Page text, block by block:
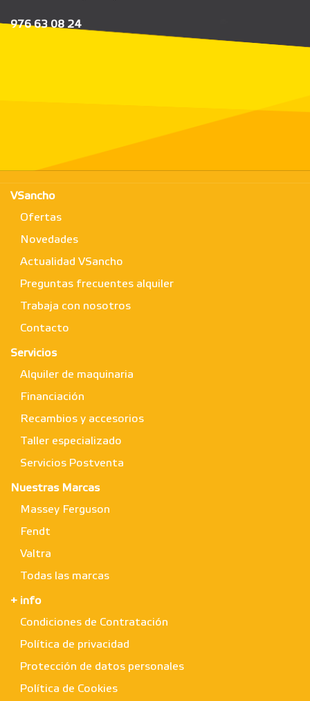
976 63 08 24
VSancho
Ofertas
Novedades
Actualidad VSancho
Preguntas frecuentes alquiler
Trabaja con nosotros
Contacto
Servicios
Alquiler de maquinaria
Financiación
Recambios y accesorios
Taller especializado
Servicios Postventa
Nuestras Marcas
Massey Ferguson
Fendt
Valtra
Todas las marcas
+ info
Condiciones de Contratación
Política de privacidad
Protección de datos personales
Política de Cookies